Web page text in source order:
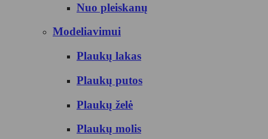
Nuo pleiskanų
Modeliavimui
Plaukų lakas
Plaukų putos
Plaukų želė
Plaukų molis